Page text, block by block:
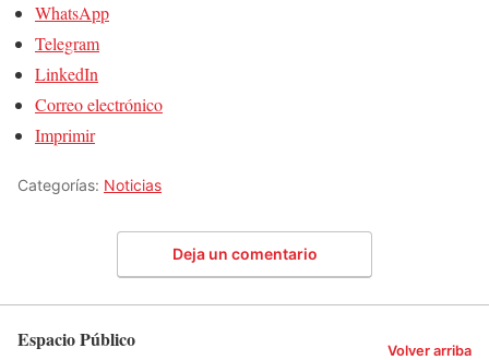
WhatsApp
Telegram
LinkedIn
Correo electrónico
Imprimir
Categorías: Noticias
Deja un comentario
Espacio Público Volver arriba